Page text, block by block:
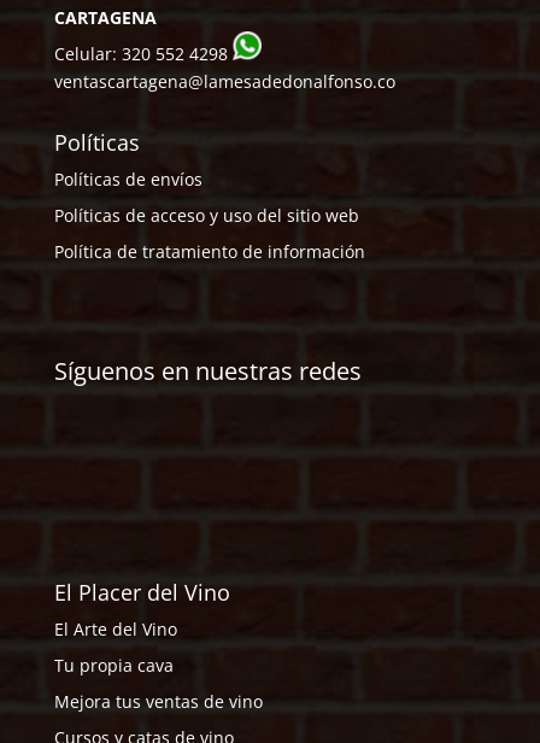
CARTAGENA
Celular: 320 552 4298
ventascartagena@lamesadedonalfonso.co
Políticas
Políticas de envíos
Políticas de acceso y uso del sitio web
Política de tratamiento de información
Síguenos en nuestras redes
El Placer del Vino
El Arte del Vino
Tu propia cava
Mejora tus ventas de vino
Cursos y catas de vino